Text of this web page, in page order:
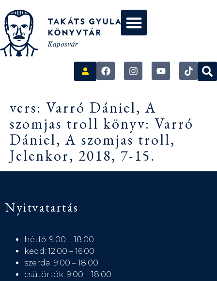
vers: Varró Dániel, A
szomjas troll könyv: Varró
Dániel, A szomjas troll,
Jelenkor, 2018, 7-15.
Nyitvatartás
hétfő: 9:00 – 18:00
kedd: 12:00 – 16:00
szerda: 9:00 – 18:00
csütörtök: 9:00 – 18:00